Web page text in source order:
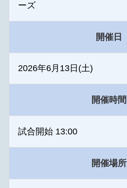
ーズ
開催日
2026年6月13日(土)
開催時間
試合開始 13:00
開催場所